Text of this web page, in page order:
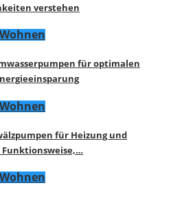
verstehen
für optimalen
für Heizung und
Funktionsweise,…